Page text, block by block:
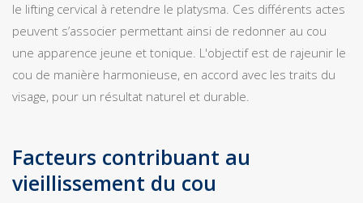
le lifting cervical à retendre le platysma. Ces différents actes
peuvent s’associer permettant ainsi de redonner au cou
une apparence jeune et tonique. L'objectif est de rajeunir le
cou de manière harmonieuse, en accord avec les traits du
visage, pour un résultat naturel et durable.
Facteurs contribuant au
vieillissement du cou